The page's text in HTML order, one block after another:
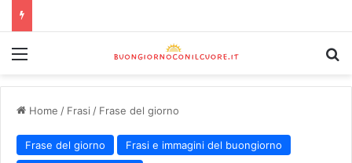
Home / Frasi / Frase del giorno
Frase del giorno
Frasi e immagini del buongiorno